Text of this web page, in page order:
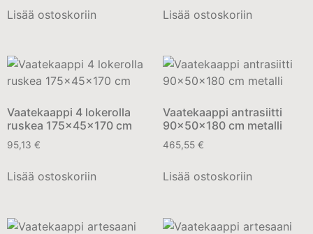
Lisää ostoskoriin Lisää ostoskoriin
Vaatekaappi 4 lokerolla
ruskea 175x45x170 cm
95,13 €
Lisää ostoskoriin
Vaatekaappi antrasiitti
90x50x180 cm metalli
465,55 €
Lisää ostoskoriin